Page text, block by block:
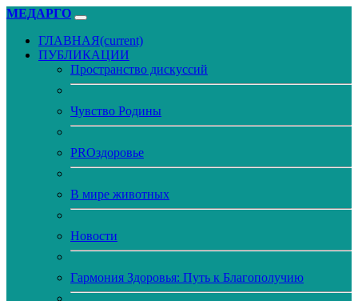
МЕДАРГО
ГЛАВНАЯ(current)
ПУБЛИКАЦИИ
Пространство дискуссий
Чувство Родины
PROздоровье
В мире животных
Новости
Гармония Здоровья: Путь к Благополучию